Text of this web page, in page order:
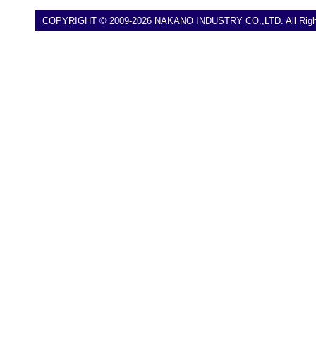
COPYRIGHT © 2009-2026 NAKANO INDUSTRY CO.,LTD. All